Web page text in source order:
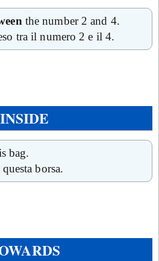
the number 2 and 4.
tra il numero 2 e il 4.
INSIDE
bag.
borsa.